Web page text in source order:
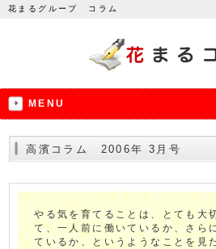
花まるグループ コラム
MENU
高濱コラム 2006年 3月号
やる気を育てることは、とても大
て、一人前に働いているか、さら
ているか、というようなことを見